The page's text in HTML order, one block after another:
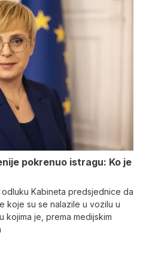
pokrenuo istragu: Ko je
Kabineta predsjednice da
koje su se nalazile u vozilu u
kojima je, prema medijskim